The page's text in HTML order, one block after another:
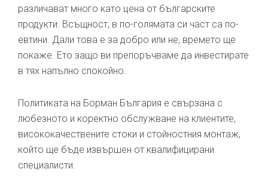
различават много като цена от българските
продукти. Всъщност, в по-голямата си част са по-
евтини. Дали това е за добро или не, времето ще
покаже. Ето защо ви препоръчваме да инвестирате
в тях напълно спокойно.
Политиката на Борман България е свързана с
любезното и коректно обслужване на клиентите,
висококачествените стоки и стойностния монтаж,
който ще бъде извършен от квалифицирани
специалисти.